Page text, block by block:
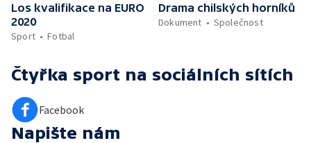
Los kvalifikace na EURO
2020
Sport
Fotbal
Drama chilských horníků
Dokument
Společnost
Čtyřka sport na sociálních sítích
Facebook
Napište nám